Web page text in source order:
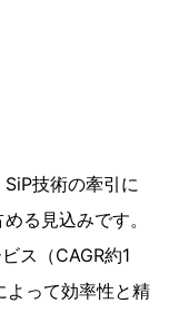
技術の牽引に
る見込みです。
ス（CAGR約1
よって効率性と精